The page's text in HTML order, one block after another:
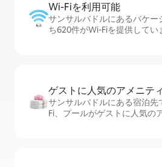
Wi-Fiを利⁠用⁠可⁠能
サンサルバドルにあるバケー
ち620件がWi-Fiを提供してい
ゲストに人⁠気⁠のア⁠メ⁠ニ⁠テ⁠
サンサルバドルにある宿泊
Fi、プールがゲストに人気の